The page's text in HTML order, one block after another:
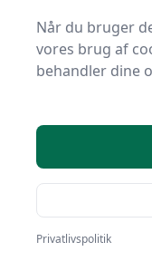
Når du bruger
vores brug af
behandler dine
Privatlivspolitik